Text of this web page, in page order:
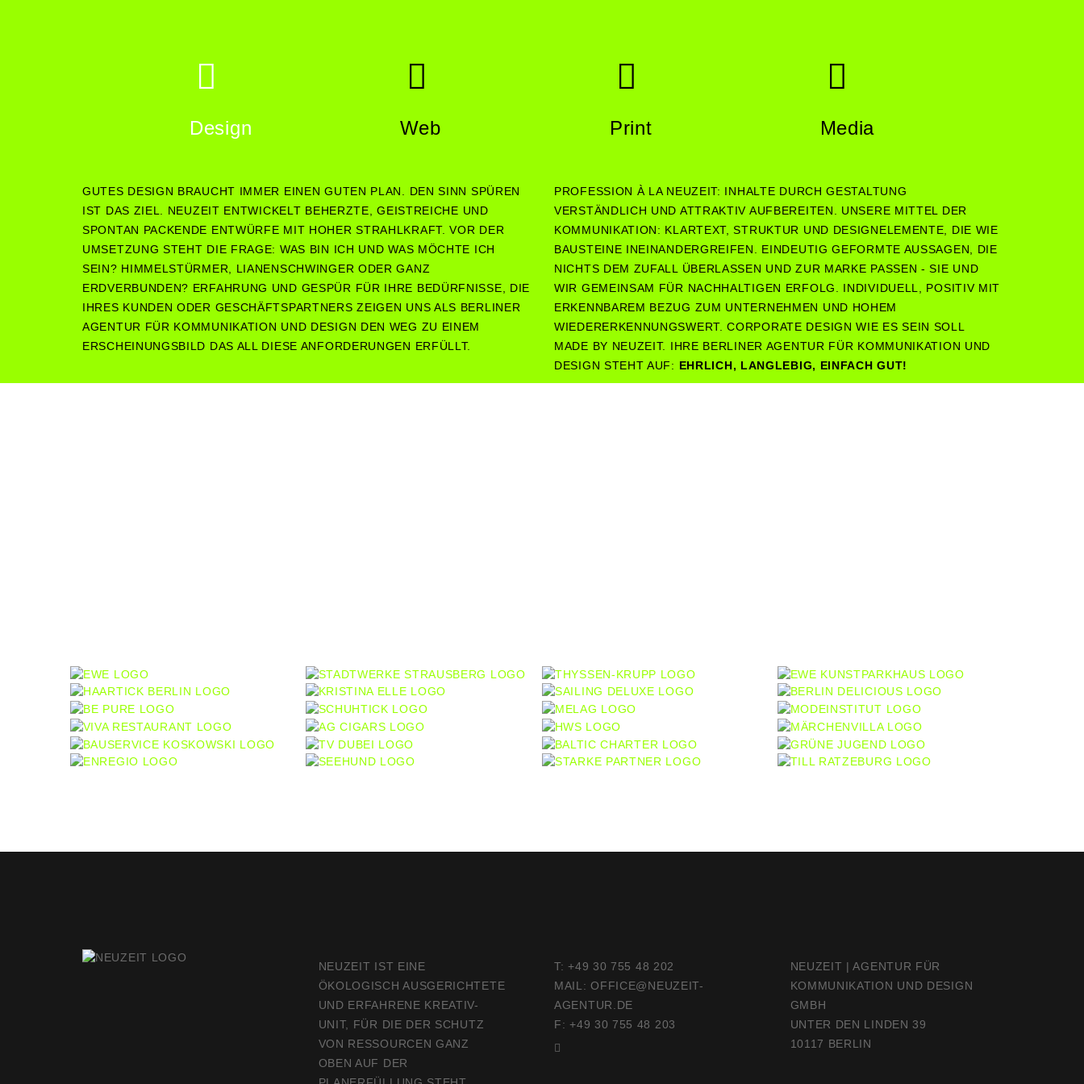
Design Web Print Media
GUTES DESIGN BRAUCHT IMMER EINEN GUTEN PLAN. DEN SINN SPÜREN
IST DAS ZIEL. NEUZEIT ENTWICKELT BEHERZTE, GEISTREICHE UND
SPONTAN PACKENDE ENTWÜRFE MIT HOHER STRAHLKRAFT. VOR DER
UMSETZUNG STEHT DIE FRAGE: WAS BIN ICH UND WAS MÖCHTE ICH
SEIN? HIMMELSTÜRMER, LIANENSCHWINGER ODER GANZ
ERDVERBUNDEN? ERFAHRUNG UND GESPÜR FÜR IHRE BEDÜRFNISSE, DIE
IHRES KUNDEN ODER GESCHÄFTSPARTNERS ZEIGEN UNS ALS BERLINER
AGENTUR FÜR KOMMUNIKATION UND DESIGN DEN WEG ZU EINEM
ERSCHEINUNGSBILD DAS ALL DIESE ANFORDERUNGEN ERFÜLLT.
PROFESSION À LA NEUZEIT: INHALTE DURCH GESTALTUNG
VERSTÄNDLICH UND ATTRAKTIV AUFBEREITEN. UNSERE MITTEL DER
KOMMUNIKATION: KLARTEXT, STRUKTUR UND DESIGNELEMENTE, DIE WIE
BAUSTEINE INEINANDERGREIFEN. EINDEUTIG GEFORMTE AUSSAGEN, DIE
NICHTS DEM ZUFALL ÜBERLASSEN UND ZUR MARKE PASSEN - SIE UND
WIR GEMEINSAM FÜR NACHHALTIGEN ERFOLG. INDIVIDUELL, POSITIV MIT
ERKENNBAREM BEZUG ZUM UNTERNEHMEN UND HOHEM
WIEDERERKENNUNGSWERT. CORPORATE DESIGN WIE ES SEIN SOLL
MADE BY NEUZEIT. IHRE BERLINER AGENTUR FÜR KOMMUNIKATION UND
DESIGN STEHT AUF: EHRLICH, LANGLEBIG, EINFACH GUT!
NEUZEIT IST EINE
ÖKOLOGISCH AUSGERICHTETE
UND ERFAHRENE KREATIV-
UNIT, FÜR DIE DER SCHUTZ
VON RESSOURCEN GANZ
OBEN AUF DER
T:+49 30 755 48 202
MAIL:OFFICE@NEUZEIT-
AGENTUR.DE
F: +49 30 755 48 203
NEUZEIT | AGENTUR FÜR
KOMMUNIKATION UND DESIGN
GMBH
UNTER DEN LINDEN 39
10117 BERLIN